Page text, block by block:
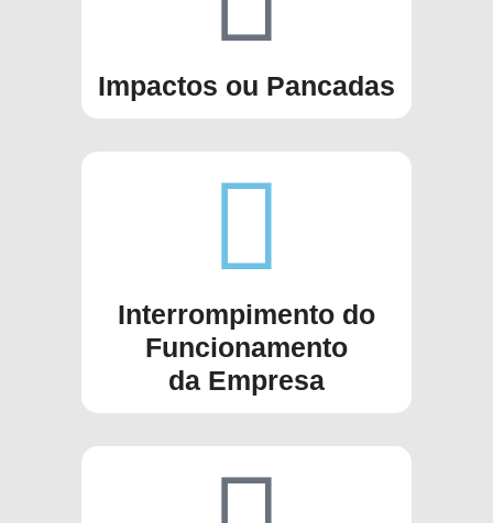
Impactos ou Pancadas
Interrompimento do
Funcionamento
da Empresa